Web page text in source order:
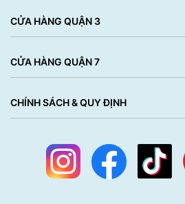
CỬA HÀNG QUẬN 3
CỬA HÀNG QUẬN 7
CHÍNH SÁCH & QUY ĐỊNH